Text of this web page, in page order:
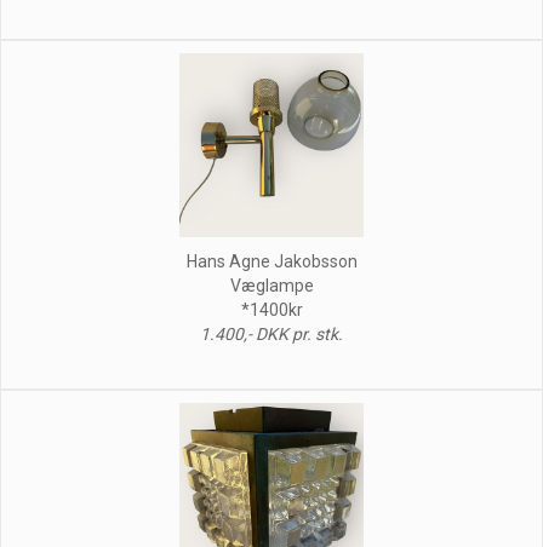
Hans Agne Jakobsson
Væglampe
*1400kr
1.400,- DKK pr. stk.